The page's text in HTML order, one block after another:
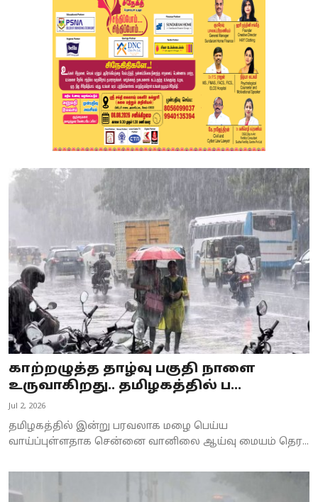
காற்றழுத்த தாழ்வு பகுதி நாளை
உருவாகிறது.. தமிழகத்தில் ப...
Jul 2, 2026
தமிழகத்தில் இன்று பரவலாக மழை பெய்ய
வாய்ப்புள்ளதாக சென்னை வானிலை ஆய்வு மையம் தெர...